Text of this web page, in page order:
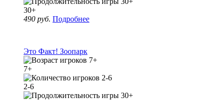
30+
490 руб. Подробнее
Это Факт! Зоопарк
7+
2-6